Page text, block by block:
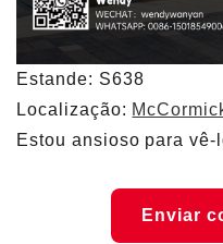
Estande: S638
Localização:
Estou ansioso para vê-
Enviar